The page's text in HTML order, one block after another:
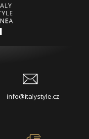
info@italystyle.cz